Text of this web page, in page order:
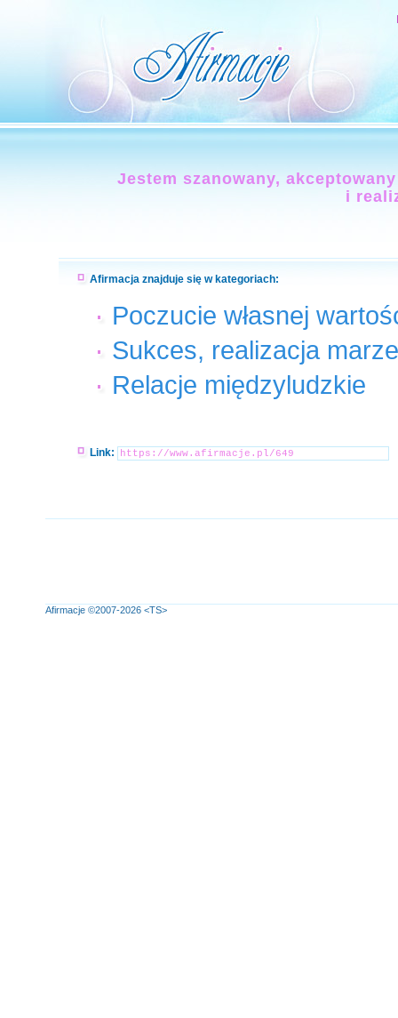
Jestem szanowany,
i
Afirmacja znajduje się w kategoriach:
Poczucie własnej
Sukces, realizacja
Relacje międzyludzkie
Link:
Afirmacje ©2007-2026 <TS>